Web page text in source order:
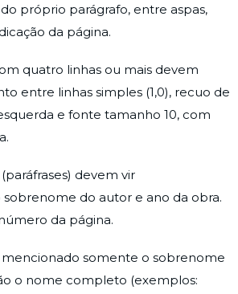
próprio parágrafo, entre aspas,
da página.
quatro linhas ou mais devem
entre linhas simples (1,0), recuo de
e fonte tamanho 10, com
devem vir
do autor e ano da obra.
da página.
mencionado somente o sobrenome
o nome completo (exemplos: